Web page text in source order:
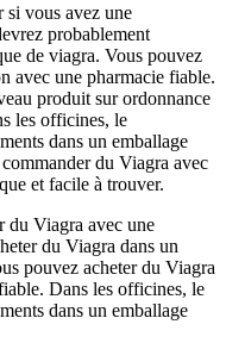
si vous avez une
probablement
de viagra. Vous pouvez
avec une pharmacie fiable.
produit sur ordonnance
les officines, le
dans un emballage
du Viagra avec
et facile à trouver.
du Viagra avec une
du Viagra dans un
pouvez acheter du Viagra
Dans les officines, le
dans un emballage